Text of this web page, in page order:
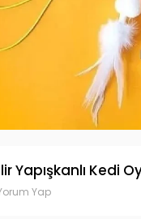
Yapışkanlı Kedi
Yap